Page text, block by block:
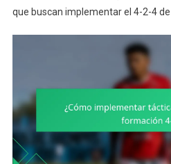
que buscan implementar el 4-2-4